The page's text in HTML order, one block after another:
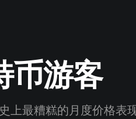
币游客
上最糟糕的月度价格表